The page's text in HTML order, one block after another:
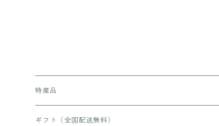
特産品
お肉
ギフト（全国配送無料）